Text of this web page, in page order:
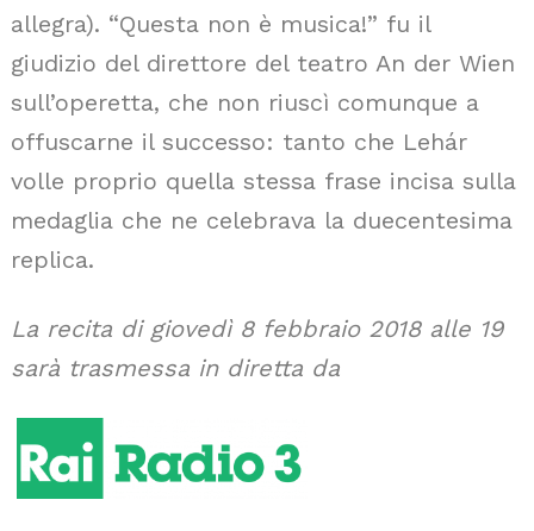
allegra). “Questa non è musica!” fu il
giudizio del direttore del teatro An der Wien
sull’operetta, che non riuscì comunque a
offuscarne il successo: tanto che Lehár
volle proprio quella stessa frase incisa sulla
medaglia che ne celebrava la duecentesima
replica.
La recita di giovedì 8 febbraio 2018 alle 19
sarà trasmessa in diretta da